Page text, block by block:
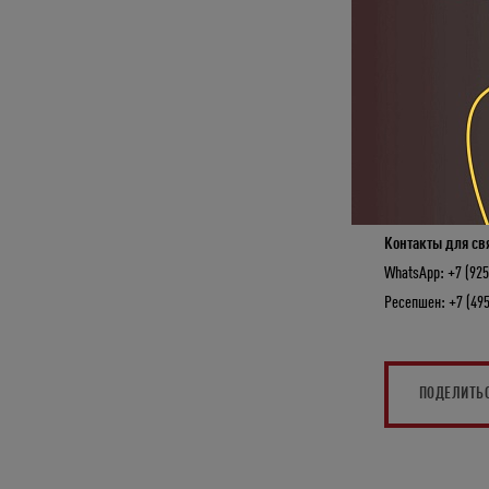
2. Как только
нужно
*Чтобы
только после
Стань частью
Контакты для
WhatsApp: +7
Ресепшен: +7